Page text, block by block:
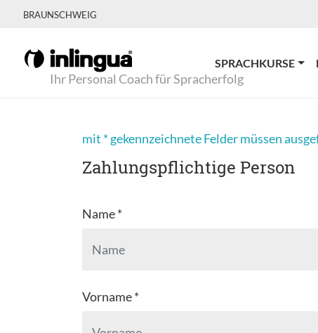
BRAUNSCHWEIG
Ihr Personal Coach für Spracherfolg
SPRACHKURSE
mit * gekennzeichnete Felder müssen
Zahlungspflichtige Person
Name *
Vorname *